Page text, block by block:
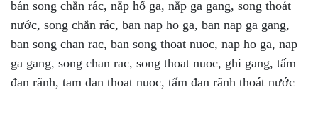
bán song chắn rác, nắp hố ga, nắp ga gang, song thoát
nước, song chắn rác, ban nap ho ga, ban nap ga gang,
ban song chan rac, ban song thoat nuoc, nap ho ga, nap
ga gang, song chan rac, song thoat nuoc, ghi gang, tấm
đan rãnh, tam dan thoat nuoc, tấm đan rãnh thoát nước